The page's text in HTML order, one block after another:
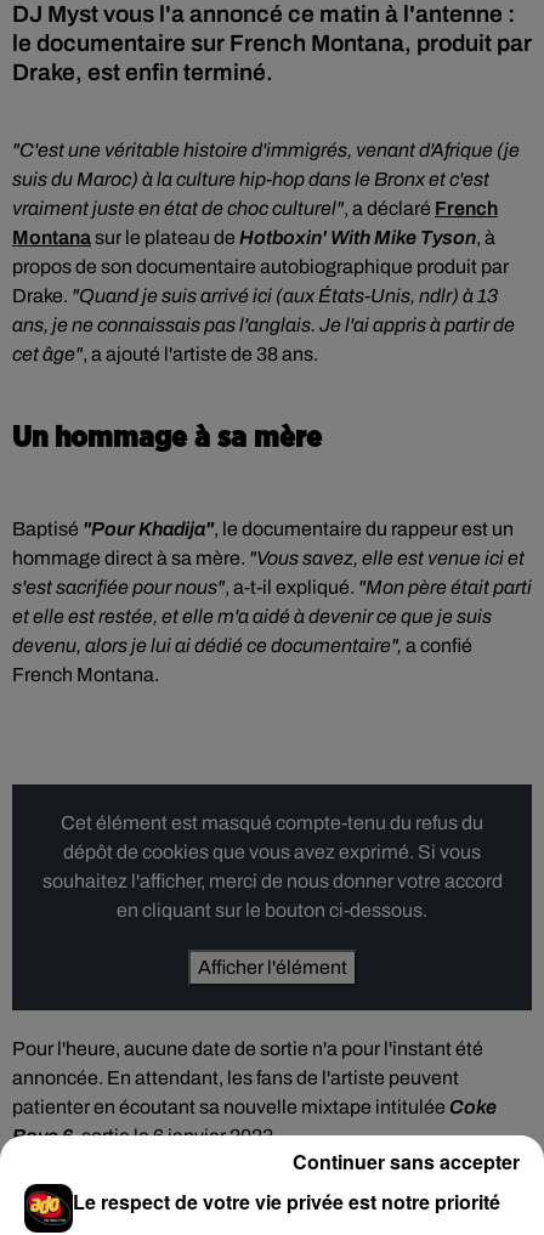
DJ Myst vous l'a annoncé ce matin à l'antenne :
le documentaire sur French Montana, produit par
Drake, est enfin terminé.
"C'est une véritable histoire d'immigrés, venant d'Afrique (je
suis du Maroc) à la culture hip-hop dans le Bronx et c'est
vraiment juste en état de choc culturel", a déclaré French
Montanasur le plateau de Hotboxin' With Mike Tyson, à
propos de son documentaire autobiographique produit par
Drake. "Quand je suis arrivé ici (aux États-Unis, ndlr) à 13
ans, je ne connaissais pas l'anglais. Je l'ai appris à partir de
cet âge", a ajouté l'artiste de 38 ans.
Un hommage à sa mère
Baptisé "Pour Khadija", le documentaire du rappeur est un
hommage direct à sa mère. "Vous savez, elle est venue ici et
s'est sacrifiée pour nous", a-t-il expliqué. "Mon père était parti
et elle est restée, et elle m'a aidé à devenir ce que je suis
devenu, alors je lui ai dédié ce documentaire", a confié
French Montana.
Cet élément est masqué compte-tenu du refus du
dépôt de cookies que vous avez exprimé. Si vous
souhaitez l'afficher, merci de nous donner votre accord
en cliquant sur le bouton ci-dessous.
Afficher l'élément
Pour l'heure, aucune date de sortie n'a pour l'instant été
annoncée. En attendant, les fans de l'artiste peuvent
patienter en écoutant sa nouvelle mixtape intitulée Coke
Boys 6, sortie le 6 janvier 2023.
Le respect de votre vie privée est notre priorité
Continuer sans accepter